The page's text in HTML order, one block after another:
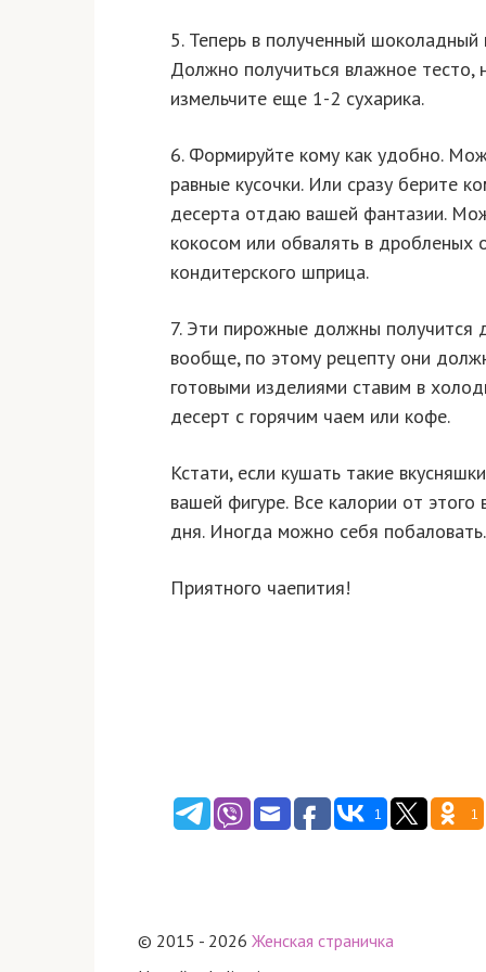
5. Теперь в полученный
Должно получиться влажное тесто,
измельчите еще 1-2 сухарика.
6. Формируйте кому как удобно.
равные кусочки. Или сразу берите
десерта отдаю вашей фантазии.
кокосом или обвалять в
кондитерского шприца.
7. Эти пирожные должны получится
вообще, по этому рецепту они
готовыми изделиями ставим в
десерт с горячим чаем или кофе.
Кстати, если кушать такие
вашей фигуре. Все калории от
дня. Иногда можно себя побаловать.
Приятного чаепития!
1 1
© 2015 - 2026 Женская страничка